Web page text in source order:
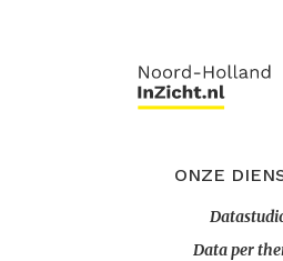
ONZE
Data per